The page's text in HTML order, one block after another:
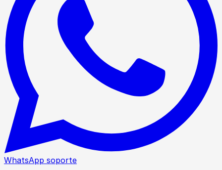
WhatsApp soporte